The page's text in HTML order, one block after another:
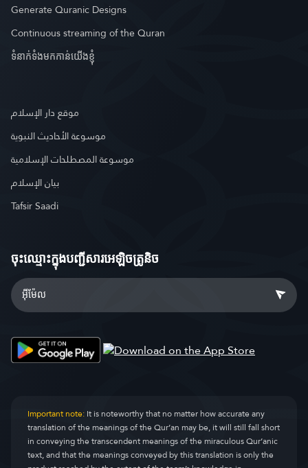
Generate Quranic Designs
Continuous streaming of the Quran
ទំនាក់ទំងមកកាន់យើងខ្ញុំ
موقع دار الإسلام
موسوعة الأحاديث النبوية
موسوعة المصطلحات الإسلامية
بيان الإسلام
Tafsir Saadi
ចុះឈ្មោះ​ក្នុងបញ្ជីសារអេឡិចត្រូនិច
Important note:It is noteworthy that no matter how accurate any
translation of the meanings of the Qur’an may be, it will still fall short
in conveying the transcendent meanings of the miraculous Qur’anic
text, and that the meanings conveyed by this translation is only the